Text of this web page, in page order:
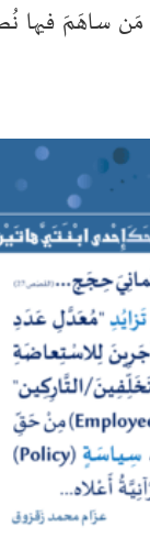
ساهَمَ فيها
أنكحك إحدى